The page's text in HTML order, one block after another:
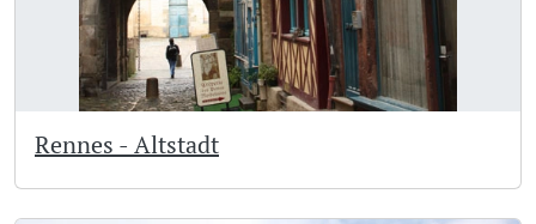
Rennes - Altstadt